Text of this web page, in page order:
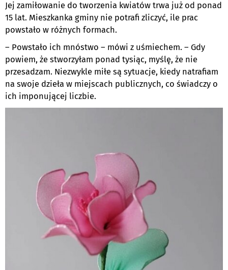
Jej zamiłowanie do tworzenia kwiatów trwa już od ponad
15 lat. Mieszkanka gminy nie potrafi zliczyć, ile prac
powstało w różnych formach.
– Powstało ich mnóstwo – mówi z uśmiechem. – Gdy
powiem, że stworzyłam ponad tysiąc, myślę, że nie
przesadzam. Niezwykle miłe są sytuacje, kiedy natrafiam
na swoje dzieła w miejscach publicznych, co świadczy o
ich imponującej liczbie.